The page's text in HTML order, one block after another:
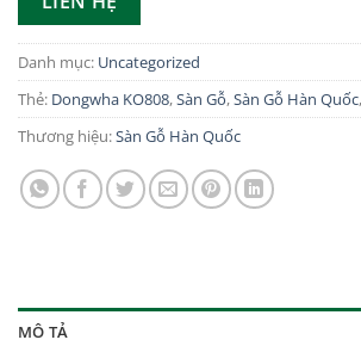
Danh mục: Uncategorized
Thẻ: Dongwha KO808,Sàn Gỗ,Sàn Gỗ Hàn Quốc,
Thương hiệu:Sàn Gỗ Hàn Quốc
MÔ TẢ